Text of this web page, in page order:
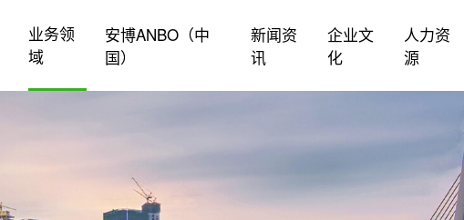
业务领
域
安博ANBO（中
国）
新闻资
讯
企业文
化
人力资
源